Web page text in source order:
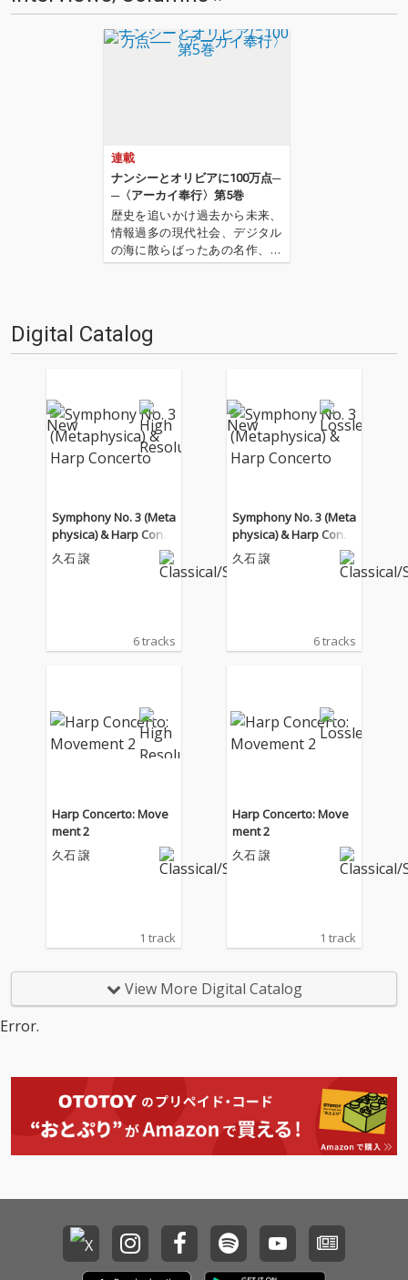
連載
ナンシーとオリビアに100万点─
─〈アーカイ奉行〉第5巻
歴史を追いかけ過去から未来、
情報過多の現代社会、デジタル
の海に散らばったあの名作、こ
の名作たちをひとつにまとめる
は…'''1.過去作の最新リマスター
音源 2.これまで未配信…
Digital Catalog
Symphony No. 3 (Meta
physica) & Harp Conce
rto
久石 譲
6 tracks
Symphony No. 3 (Meta
physica) & Harp Conce
rto
久石 譲
6 tracks
Harp Concerto: Move
ment 2
久石 譲
1 track
Harp Concerto: Move
ment 2
久石 譲
1 track
View More Digital Catalog
Error.